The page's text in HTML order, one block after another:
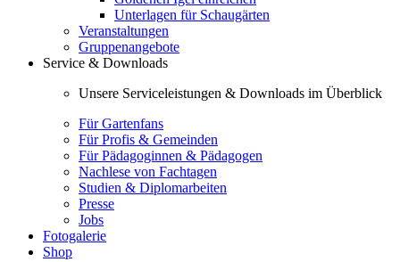
Unterlagen für Schaugärten
Veranstaltungen
Gruppenangebote
Service & Downloads
Unsere Serviceleistungen & Downloads im Überblick
Für Gartenfans
Für Profis & Gemeinden
Für Pädagoginnen & Pädagogen
Nachlese von Fachtagen
Studien & Diplomarbeiten
Presse
Jobs
Fotogalerie
Shop